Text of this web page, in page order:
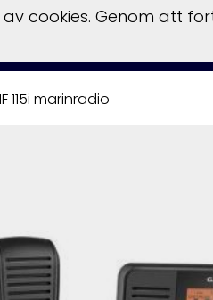
115i marinradio
cookies. Genom att